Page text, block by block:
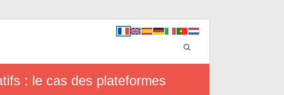
: le cas des plateformes